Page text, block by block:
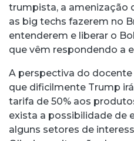
trumpista, a amenização
as big techs fazerem no
entenderem e liberar o
que vêm respondendo a
A perspectiva do
que dificilmente Trump
tarifa de 50% aos
exista a possibilidade de
alguns setores de